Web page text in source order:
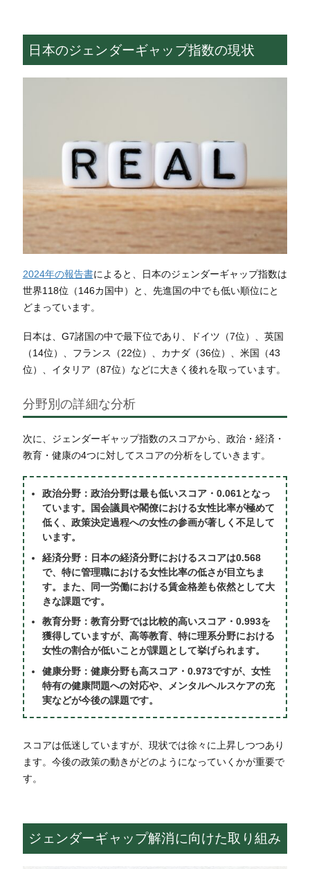
日本のジェンダーギャップ指数の現状
2024年の報告書によると、日本のジェンダーギャップ指数は
世界118位（146カ国中）と、先進国の中でも低い順位にと
どまっています。
日本は、G7諸国の中で最下位であり、ドイツ（7位）、英国
（14位）、フランス（22位）、カナダ（36位）、米国（43
位）、イタリア（87位）などに大きく後れを取っています。
分野別の詳細な分析
次に、ジェンダーギャップ指数のスコアから、政治・経済・
教育・健康の4つに対してスコアの分析をしていきます。
政治分野：政治分野は最も低いスコア・0.061となっ
ています。国会議員や閣僚における女性比率が極めて
低く、政策決定過程への女性の参画が著しく不足して
います。
経済分野：日本の経済分野におけるスコアは0.568
で、特に管理職における女性比率の低さが目立ちま
す。また、同一労働における賃金格差も依然として大
きな課題です。
教育分野：教育分野では比較的高いスコア・0.993を
獲得していますが、高等教育、特に理系分野における
女性の割合が低いことが課題として挙げられます。
健康分野：健康分野も高スコア・0.973ですが、女性
特有の健康問題への対応や、メンタルヘルスケアの充
実などが今後の課題です。
スコアは低迷していますが、現状では徐々に上昇しつつあり
ます。今後の政策の動きがどのようになっていくかが重要で
す。
ジェンダーギャップ解消に向けた取り組み